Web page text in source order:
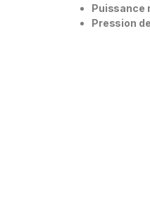
Puissance
Pression